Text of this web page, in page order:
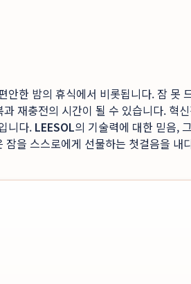
한 밤의 휴식에서 비롯됩니다. 잠 못
재충전의 시간이 될 수 있습니다. 혁
니다. LEESOL의 기술력에 대한 믿음,
을 스스로에게 선물하는 첫걸음을